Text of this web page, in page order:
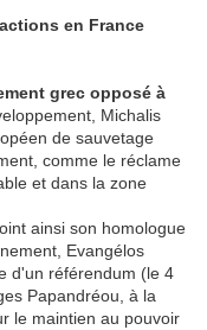
en France
grec opposé à
Michalis
de sauvetage
comme le réclame
et dans la zone
ainsi son homologue
Evangélos
d'un référendum (le 4
Papandréou, à la
le maintien au pouvoir